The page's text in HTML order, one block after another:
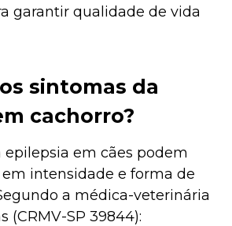
garantir qualidade de vida
sintomas da
cachorro?
epilepsia em cães podem
intensidade e forma de
a médica-veterinária
(CRMV-SP 39844):